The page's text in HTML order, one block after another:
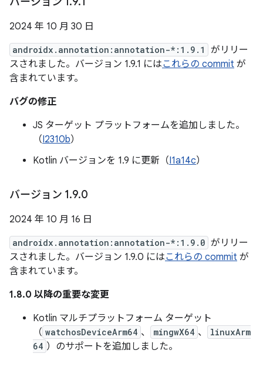
2024 年 10 月 30 日
androidx.annotation:annotation-*:1.9.1
がリリー
スされました。バージョン 1.9.1 にはこれらの commit が
含まれています。
バグの修正
JS ターゲット プラットフォームを追加しました。
（I2310b）
Kotlin バージョンを 1.9 に更新（I1a14c）
バージョン 1.9.0
2024 年 10 月 16 日
androidx.annotation:annotation-*:1.9.0 がリリー
スされました。バージョン 1.9.0 にはこれらの commit が
含まれています。
1.8.0 以降の重要な変更
Kotlin マルチプラットフォーム ターゲット
（ watchosDeviceArm64 、 mingwX64 、
linuxArm
64 ）のサポートを追加しました。